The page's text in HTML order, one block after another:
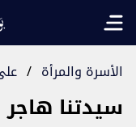
main menu
الأسرة والمرأة /
سيدتنا